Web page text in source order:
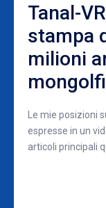
Tanal-
stampa
milioni
Le mie posizioni
espresse in un
articoli principali